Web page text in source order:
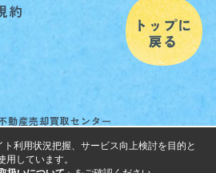
約
動産売却買取センター
利用状況把握、サービス向上検討を目的と
しています。